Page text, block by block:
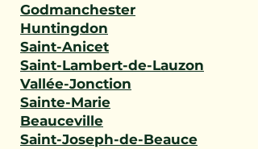
Godmanchester
Huntingdon
Saint-Anicet
Saint-Lambert-de-Lauzon
Vallée-Jonction
Sainte-Marie
Beauceville
Saint-Joseph-de-Beauce